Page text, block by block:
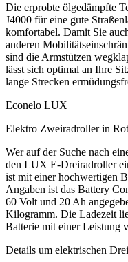
Die erprobte ölgedämpfte
J4000 für eine gute
komfortabel. Damit Sie
anderen
sind die Armstützen
lässt sich optimal an Ihre
lange Strecken
Econelo LUX
Elektro Zweiradroller in
Wer auf der Suche nach
den LUX E-Dreiradroller
ist mit einer hochwertigen
Angaben ist das Battery
60 Volt und 20 Ah
Kilogramm. Die Ladezeit
Batterie mit einer Leistung
Details um elektrischen